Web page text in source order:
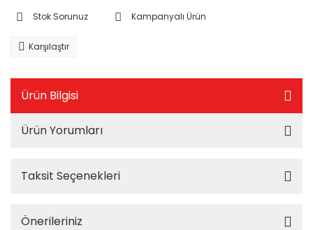
Stok Sorunuz Kampanyalı Ürün
Karşılaştır
Ürün Bilgisi
Ürün Yorumları
Taksit Seçenekleri
Önerileriniz